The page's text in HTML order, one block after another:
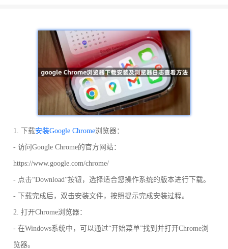
1. 下载安装Google Chrome浏览器：
- 访问Google Chrome的官方网站：
https://www.google.com/chrome/
- 点击“Download”按钮，选择适合您操作系统的版本进行下载。
- 下载完成后，双击安装文件，按照提示完成安装过程。
2. 打开Chrome浏览器：
- 在Windows系统中，可以通过“开始菜单”找到并打开Chrome浏
览器。